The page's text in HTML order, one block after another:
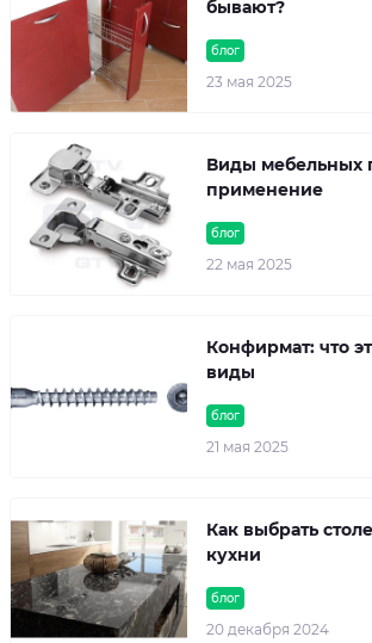
блог
23 мая 2025
бывают?
блог
22 мая 2025
Виды мебельных
применение
блог
21 мая 2025
Конфирмат: что
виды
блог
20 декабря 2024
Как выбрать
кухни